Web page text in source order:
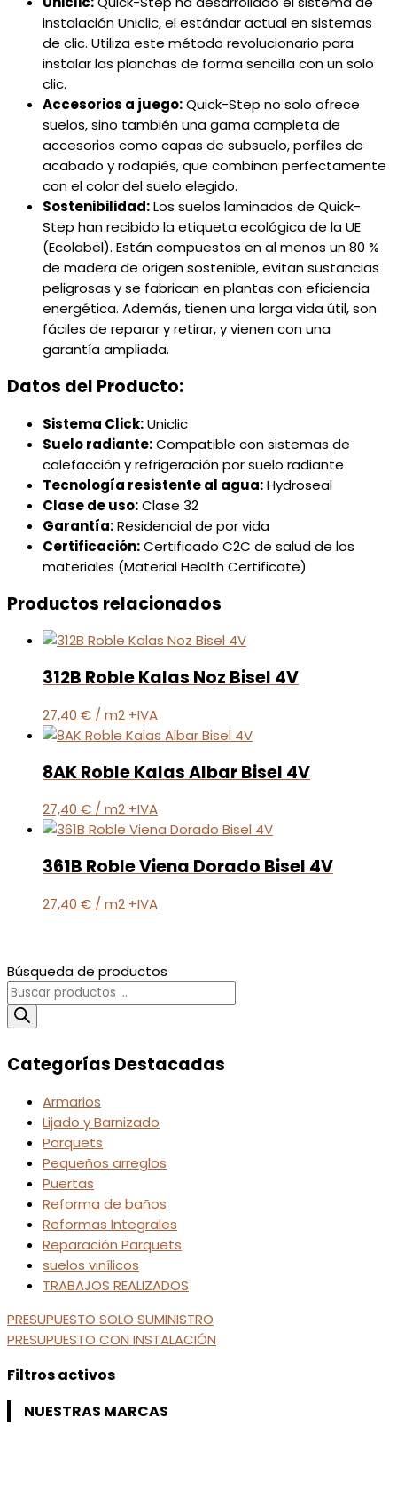
instalación Uniclic, el estándar actual en sistemas
de clic. Utiliza este método revolucionario para
instalar las planchas de forma sencilla con un solo
clic.
Accesorios a juego:Quick-Step no solo ofrece
suelos, sino también una gama completa de
accesorios como capas de subsuelo, perfiles de
acabado y rodapiés, que combinan perfectamente
con el color del suelo elegido.
Sostenibilidad:Los suelos laminados de Quick-
Step han recibido la etiqueta ecológica de la UE
(Ecolabel). Están compuestos en al menos un 80 %
de madera de origen sostenible, evitan sustancias
peligrosas y se fabrican en plantas con eficiencia
energética. Además, tienen una larga vida útil, son
fáciles de reparar y retirar, y vienen con una
garantía ampliada.
Datos del Producto:
Sistema Click:Uniclic
Suelo radiante:Compatible con sistemas de
calefacción y refrigeración por suelo radiante
Tecnología resistente al agua:Hydroseal
Clase de uso:Clase 32
Garantía:Residencial de por vida
Certificación:Certificado C2C de salud de los
materiales (Material Health Certificate)
Productos relacionados
312B Roble Kalas Noz Bisel 4V
27,40 € / m2 +IVA
8AK Roble Kalas Albar Bisel 4V
27,40 € / m2 +IVA
361B Roble Viena Dorado Bisel 4V
27,40 € / m2 +IVA
Búsqueda de productos
Categorías Destacadas
Armarios
Lijado y Barnizado
Parquets
Pequeños arreglos
Puertas
Reforma de baños
Reformas Integrales
Reparación Parquets
suelos vinílicos
TRABAJOS REALIZADOS
PRESUPUESTO SOLO SUMINISTRO
PRESUPUESTO CON INSTALACIÓN
Filtros activos
NUESTRAS MARCAS